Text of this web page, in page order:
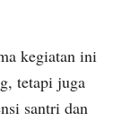
kegiatan ini
tetapi juga
santri dan